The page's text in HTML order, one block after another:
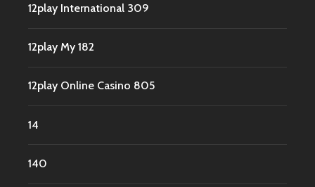
12play International 309
12play My 182
12play Online Casino 805
14
140